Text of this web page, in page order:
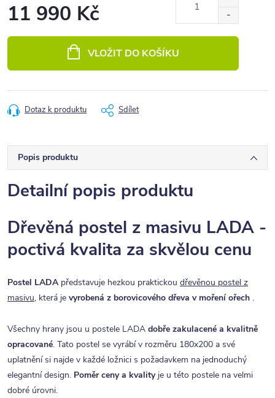
11 990 Kč
VLOŽIT DO KOŠÍKU
Dotaz k produktu Sdílet
Popis produktu
Detailní popis produktu
Dřevěná postel z masivu LADA -
poctivá kvalita za skvělou cenu
Postel LADApředstavuje hezkou praktickou dřevěnou postel z
masivu, která je vyrobená z borovicového dřeva v moření ořech .
Všechny hrany jsou u postele LADA dobře zakulacené a kvalitně
opracované. Tato postel se vyrábí v rozměru 180x200 a své
uplatnění si najde v každé ložnici s požadavkem na jednoduchý
elegantní design. Poměr ceny a kvalityje u této postele na velmi
dobré úrovni.